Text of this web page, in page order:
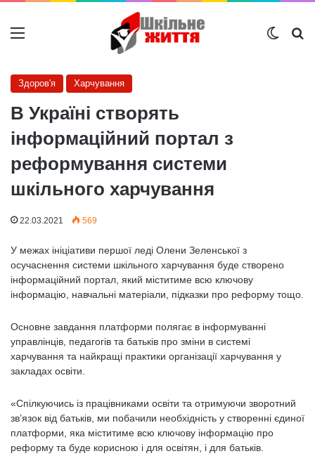
Меню
Здоров'я Харчування
В Україні створять
інформаційний портал з
реформування системи
шкільного харчування
22.03.2021 569
У межах ініціативи першої леді Олени Зеленської з
осучаснення системи шкільного харчування буде створено
інформаційний портал, який міститиме всю ключову
інформацію, навчальні матеріали, підказки про реформу тощо.
Основне завдання платформи полягає в інформуванні
управлінців, педагогів та батьків про зміни в системі
харчування та найкращі практики організації харчування у
закладах освіти.
«Спілкуючись із працівниками освіти та отримуючи зворотний
зв’язок від батьків, ми побачили необхідність у створенні єдиної
платформи, яка міститиме всю ключову інформацію про
реформу та буде корисною і для освітян, і для батьків.